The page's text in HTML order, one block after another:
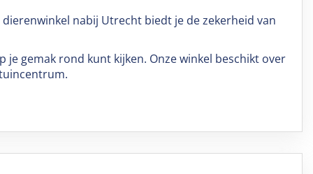
nabij Utrecht biedt je de zekerheid van
gemak rond kunt kijken. Onze winkel beschikt over